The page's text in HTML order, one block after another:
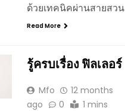
ด้วยเทคนิคผ่านสายสวน
Read More
รู้ครบเรื่อง ฟิลเลอร์
Mfo
12 months
ago
0 1 mins